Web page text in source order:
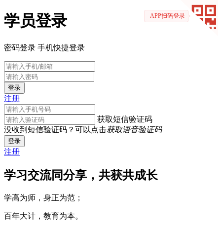
学员登录
密码登录 手机快捷登录
登录
注册
获取短信验证码
没收到短信验证码？可以点击获取语音验证码
登录
注册
学习交流同分享，共获共成长
学高为师，身正为范；
百年大计，教育为本。
APP扫码登录